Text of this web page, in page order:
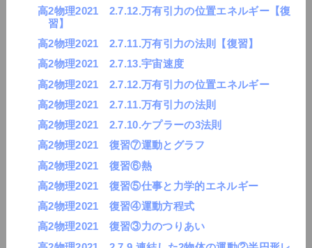
高2物理2021 2.7.12.万有引力の位置エネルギー【復
習】
高2物理2021 2.7.11.万有引力の法則【復習】
高2物理2021 2.7.13.宇宙速度
高2物理2021 2.7.12.万有引力の位置エネルギー
高2物理2021 2.7.11.万有引力の法則
高2物理2021 2.7.10.ケプラーの3法則
高2物理2021 復習⑦運動とグラフ
高2物理2021 復習⑥熱
高2物理2021 復習⑤仕事と力学的エネルギー
高2物理2021 復習④運動方程式
高2物理2021 復習③力のつりあい